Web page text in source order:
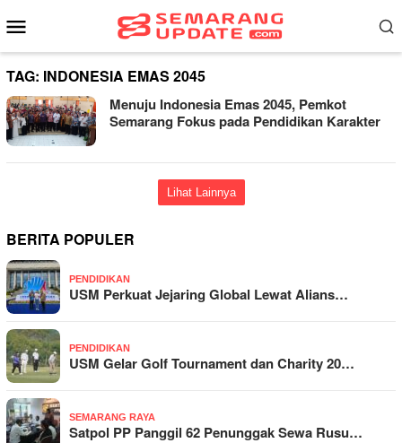
ke
Mobile
TAG: INDONESIA EMAS 2045
Menuju Indonesia Emas 2045, Pemkot
Semarang Fokus pada Pendidikan Karakter
Lihat Lainnya
BERITA POPULER
PENDIDIKAN
USM Perkuat Jejaring Global Lewat Alians…
PENDIDIKAN
USM Gelar Golf Tournament dan Charity 20…
SEMARANG RAYA
Satpol PP Panggil 62 Penunggak Sewa Rusu…